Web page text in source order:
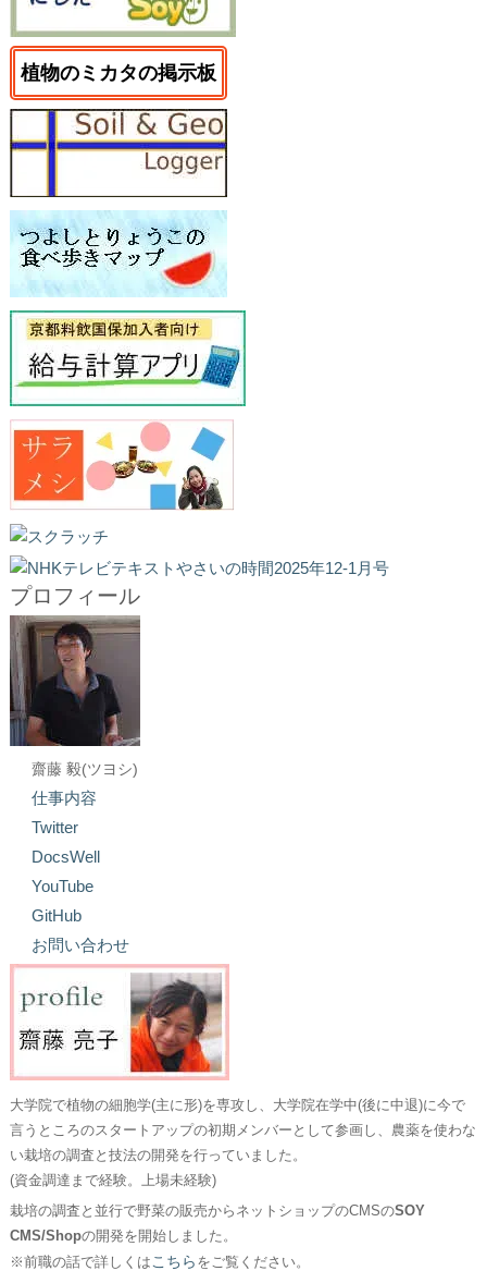
植物のミカタの掲示板
プロフィール
齋藤 毅(ツヨシ)
仕事内容
Twitter
DocsWell
YouTube
GitHub
お問い合わせ
大学院で植物の細胞学(主に形)を専攻し、大学院在学中(後に中退)に今で
言うところのスタートアップの初期メンバーとして参画し、農薬を使わな
い栽培の調査と技法の開発を行っていました。
(資金調達まで経験。上場未経験)
栽培の調査と並行で野菜の販売からネットショップのCMSのSOY
CMS/Shopの開発を開始しました。
※前職の話で詳しくは こちら をご覧ください。